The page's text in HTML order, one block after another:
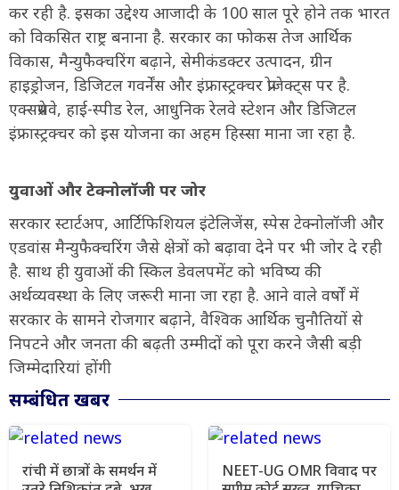
कर रही है. इसका उद्देश्य आजादी के 100 साल पूरे होने तक भारत
को विकसित राष्ट्र बनाना है. सरकार का फोकस तेज आर्थिक
विकास, मैन्युफैक्चरिंग बढ़ाने, सेमीकंडक्टर उत्पादन, ग्रीन
हाइड्रोजन, डिजिटल गवर्नेंस और इंफ्रास्ट्रक्चर प्रोजेक्ट्स पर है.
एक्सप्रेसवे, हाई-स्पीड रेल, आधुनिक रेलवे स्टेशन और डिजिटल
इंफ्रास्ट्रक्चर को इस योजना का अहम हिस्सा माना जा रहा है.
युवाओं और टेक्नोलॉजी पर जोर
सरकार स्टार्टअप, आर्टिफिशियल इंटेलिजेंस, स्पेस टेक्नोलॉजी और
एडवांस मैन्युफैक्चरिंग जैसे क्षेत्रों को बढ़ावा देने पर भी जोर दे रही
है. साथ ही युवाओं की स्किल डेवलपमेंट को भविष्य की
अर्थव्यवस्था के लिए जरूरी माना जा रहा है. आने वाले वर्षों में
सरकार के सामने रोजगार बढ़ाने, वैश्विक आर्थिक चुनौतियों से
निपटने और जनता की बढ़ती उम्मीदों को पूरा करने जैसी बड़ी
जिम्मेदारियां होंगी
सम्बंधित खबर
रांची में छात्रों के समर्थन में
NEET-UG OMR विवाद पर